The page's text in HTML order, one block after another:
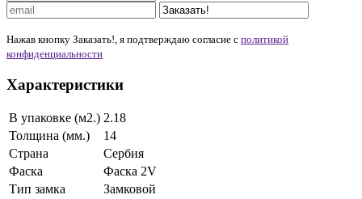
Нажав кнопку Заказать!, я подтверждаю согласие c политикой
конфиденциальности
Характеристики
В упаковке (м2.) 2.18
Толщина (мм.)
14
Страна
Сербия
Фаска
Фаска 2V
Тип замка
Замковой